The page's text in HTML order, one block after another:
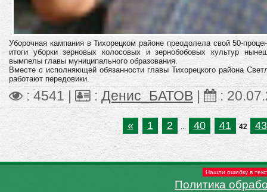
Уборочная кампания в Тихорецком районе преодолела свой 50-
итоги уборки зерновых колосовых и зернобобовых культур
вымпелы главы муниципального образования.
Вместе с исполняющей обязанности главы Тихорецкого района
работают передовики.
: 4541 | : Денис_БАТОВ| :
« 1 2 ... 40 41 42 43
Нашли ошибку в
Политика